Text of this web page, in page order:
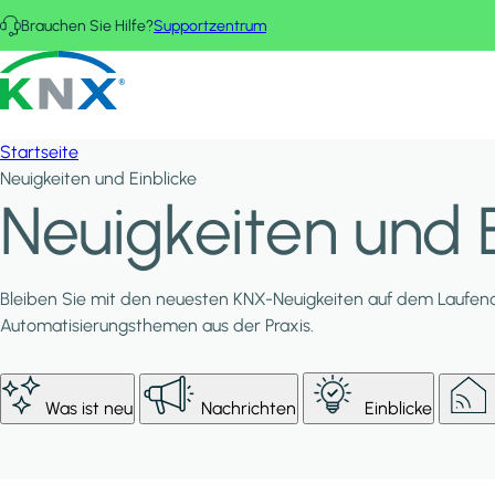
Direkt zum Inhalt
Brauchen Sie Hilfe?Supportzentrum
KNX - Homepage
Startseite
Neuigkeiten und Einblicke
Neuigkeiten und
Bleiben Sie mit den neuesten KNX-Neuigkeiten auf dem
Automatisierungsthemen aus der Praxis.
Was ist neu Nachrichten Einblicke